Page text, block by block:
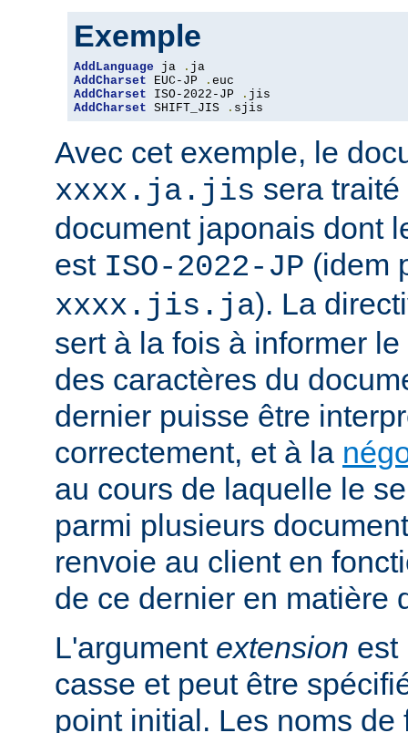
Exemple
AddLanguage ja .
AddCharset EUC-JP .
AddCharset ISO-2022-JP .
AddCharset SHIFT_JIS . sjis
Avec cet exemple, le
xxxx.ja.jis sera
document japonais dont
est ISO-2022-JP (idem
xxxx.jis.ja). La
sert à la fois à informer
des caractères du
dernier puisse être
correctement, et à la
au cours de laquelle le
parmi plusieurs
renvoie au client en
de ce dernier en matière
L'argument extension est
casse et peut être
point initial. Les noms de